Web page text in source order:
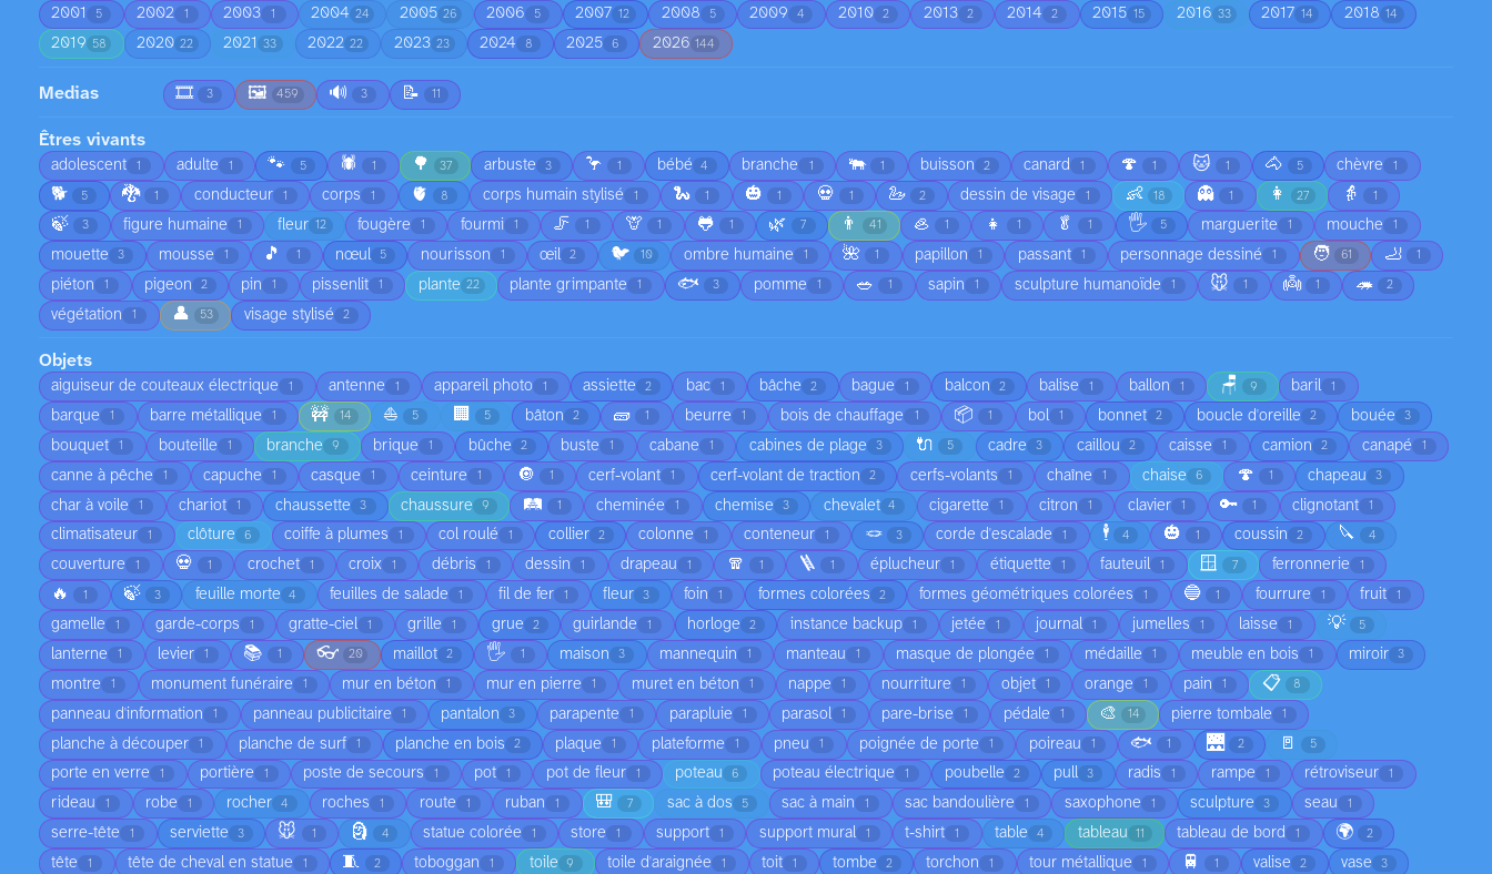
2001 5 2002 1 2003 1 2004 24 2005 26 2006 5 2007 12 2008 5 2009 4 2010 2 2013 2 2014 2 2015 15 2016 33 2017 14 2018 14
2019 58 2020 22 2021 33 2022 22 2023 23 2024 8 2025 6 2026 144
Medias 🎞️ 3 🖼️ 459 🔊 3 📝 11
Êtres vivants
adolescent 1 adulte 1 🐾 5 🕷️ 1 🌳 37 arbuste 3 🦩 1 bébé 4 branche 1 🐃 1 buisson 2 canard 1 🍄 1 🐱 1 🐴 5 chèvre 1
🐕 5 🐉 1 conducteur 1 corps 1 🫀 8 corps humain stylisé 1 🐍 1 🎃 1 💀 1 🦢 2 dessin de visage 1 👶 18 👻 1 👩 27 👵 1
🍃 3 figure humaine 1 fleur 12 fougère 1 fourmi 1 🦵 1 🦒 1 🐸 1 🌿 7 👨 41 🦪 1 👧 1 🥬 1 🖐️ 5 marguerite 1 mouche 1
mouette 3 mousse 1 🎵 1 nœul 5 nourisson 1 œil 2 🐦 10 ombre humaine 1 🌺 1 papillon 1 passant 1 personnage dessiné 1 🧑 61 🦶 1
piéton 1 pigeon 2 pin 1 pissenlit 1 plante 22 plante grimpante 1 🐟 3 pomme 1 🥗 1 sapin 1 sculpture humanoïde 1 🐭 1 👼 1 🦔 2
végétation 1 👤 53 visage stylisé 2
Objets
aiguiseur de couteaux électrique 1 antenne 1 appareil photo 1 assiette 2 bac 1 bâche 2 bague 1 balcon 2 balise 1 ballon 1 🪑 9 baril 1
barque 1 barre métallique 1 🚧 14 ⛵ 5 🏢 5 bâton 2 🧱 1 beurre 1 bois de chauffage 1 📦 1 bol 1 bonnet 2 boucle d'oreille 2 bouée 3
bouquet 1 bouteille 1 branche 9 brique 1 bûche 2 buste 1 cabane 1 cabines de plage 3 🔌 5 cadre 3 caillou 2 caisse 1 camion 2 canapé 1
canne à pêche 1 capuche 1 casque 1 ceinture 1 🔘 1 cerf-volant 1 cerf-volant de traction 2 cerfs-volants 1 chaîne 1 chaise 6 🍄 1 chapeau 3
char à voile 1 chariot 1 chaussette 3 chaussure 9 🛤️ 1 cheminée 1 chemise 3 chevalet 4 cigarette 1 citron 1 clavier 1 🔑 1 clignotant 1
climatisateur 1 clôture 6 coiffe à plumes 1 col roulé 1 collier 2 colonne 1 conteneur 1 🪢 3 corde d'escalade 1 🕴️ 4 🎃 1 coussin 2 🔪 4
couverture 1 💀 1 crochet 1 croix 1 débris 1 dessin 1 drapeau 1 🧣 1 🪜 1 éplucheur 1 étiquette 1 fauteuil 1 🪟 7 ferronnerie 1
🔥 1 🍃 3 feuille morte 4 feuilles de salade 1 fil de fer 1 fleur 3 foin 1 formes colorées 2 formes géométriques colorées 1 🔵 1 fourrure 1 fruit 1
gamelle 1 garde-corps 1 gratte-ciel 1 grille 1 grue 2 guirlande 1 horloge 2 instance backup 1 jetée 1 journal 1 jumelles 1 laisse 1 💡 5
lanterne 1 levier 1 📚 1 👓 20 maillot 2 🖐️ 1 maison 3 mannequin 1 manteau 1 masque de plongée 1 médaille 1 meuble en bois 1 miroir 3
montre 1 monument funéraire 1 mur en béton 1 mur en pierre 1 muret en béton 1 nappe 1 nourriture 1 objet 1 orange 1 pain 1 📋 8
panneau d'information 1 panneau publicitaire 1 pantalon 3 parapente 1 parapluie 1 parasol 1 pare-brise 1 pédale 1 🎨 14 pierre tombale 1
planche à découper 1 planche de surf 1 planche en bois 2 plaque 1 plateforme 1 pneu 1 poignée de porte 1 poireau 1 🐟 1 🌉 2 🚪 5
porte en verre 1 portière 1 poste de secours 1 pot 1 pot de fleur 1 poteau 6 poteau électrique 1 poubelle 2 pull 3 radis 1 rampe 1 rétroviseur 1
rideau 1 robe 1 rocher 4 roches 1 route 1 ruban 1 🎒 7 sac à dos 5 sac à main 1 sac bandoulière 1 saxophone 1 sculpture 3 seau 1
serre-tête 1 serviette 3 🐭 1 🗿 4 statue colorée 1 store 1 support 1 support mural 1 t-shirt 1 table 4 tableau 11 tableau de bord 1 🌍 2
tête 1 tête de cheval en statue 1 🧵 2 toboggan 1 toile 9 toile d'araignée 1 toit 1 tombe 2 torchon 1 tour métallique 1 🚆 1 valise 2 vase 3